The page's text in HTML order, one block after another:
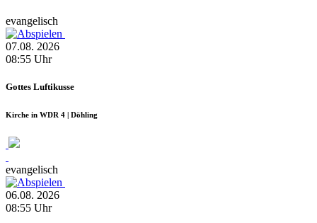
evangelisch
07.08. 2026
08:55 Uhr
Gottes Luftikusse
Kirche in WDR 4 | Döhling
evangelisch
06.08. 2026
08:55 Uhr